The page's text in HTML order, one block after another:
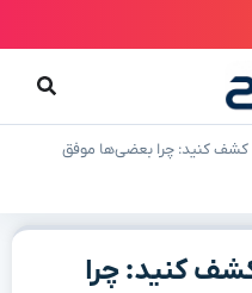
کشف کنید: چرا بعضی‌ها موفق
کنید: چرا